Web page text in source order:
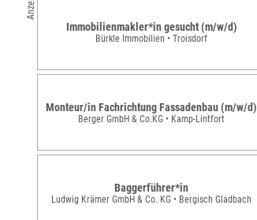
Immobilienmakler*in gesucht (m/w/d)
Bürkle Immobilien • Troisdorf
Monteur/in Fachrichtung Fassadenbau (m/w/d)
Berger GmbH & Co.KG • Kamp-Lintfort
Baggerführer*in
Ludwig Krämer GmbH & Co. KG • Bergisch Gladbach